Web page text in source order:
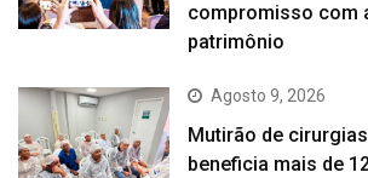
compromisso com
patrimônio
Agosto 9, 2026
Mutirão de
beneficia mais de